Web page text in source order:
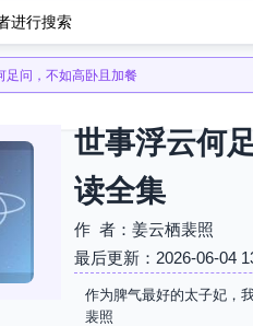
足问，不如高卧且加餐
世事浮云何
读全集
作 者：姜云栖裴照
最后更新：2026-06-04
作为脾气最好的太子妃，
裴照